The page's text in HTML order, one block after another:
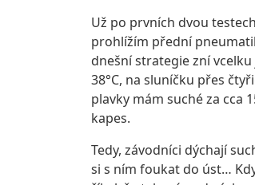
Už po prvních dvou
prohlížím přední
dnešní strategie zní vcelku
38°C, na sluníčku přes
plavky mám suché za cca
kapes.
Tedy, závodníci dýchají
si s ním foukat do úst…